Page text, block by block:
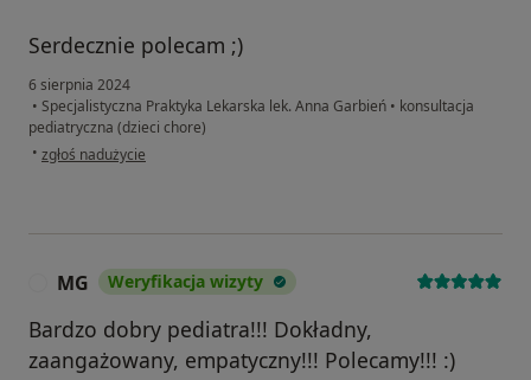
Serdecznie polecam ;)
6 sierpnia 2024
• Specjalistyczna Praktyka Lekarska lek. Anna Garbień • konsultacja
pediatryczna (dzieci chore)
• w opinii użytkownika KG
zgłoś nadużycie
MG Weryfikacja wizyty
Bardzo dobry pediatra!!! Dokładny,
zaangażowany, empatyczny!!! Polecamy!!! :)